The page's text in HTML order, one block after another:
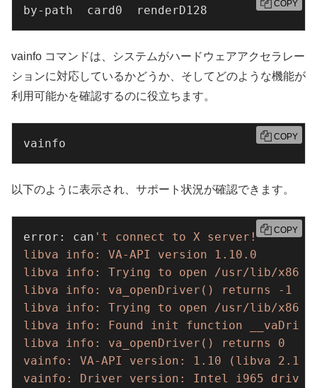
by-path  card0  renderD128 COPY
vainfo コマンドは、システムがハードウェアアクセラレー
ションに対応しているかどうか、そしてどのような機能が
利用可能かを確認するのに役立ちます。
vainfo COPY
以下のように表示され、サポート状況が確認できます。
error: can 't connect to X server!
libva info: VA-API version 1.10.0
libva info: Trying to open /usr/lib/
libva info: va_openDriver() returns -1
libva info: Trying to open /usr/lib/
libva info: Found init function
libva info: va_openDriver() returns 0
vainfo: VA-API version: 1.10 (libva
vainfo: Driver version: Intel i965
COPY